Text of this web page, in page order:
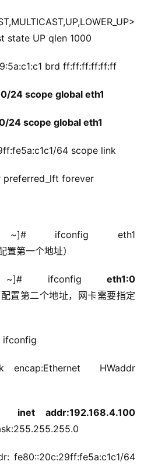
state UP qlen 1000
brd ff:ff:ff:ff:ff:ff
24 scope global eth1
24 scope global eth1
64 scope link
forever
~]# ifconfig eth1
置第一个地址）
~]# ifconfig eth1:0
配置第二个地址，网卡需要指定
ifconfig
HWaddr
inet addr:192.168.4.100
64